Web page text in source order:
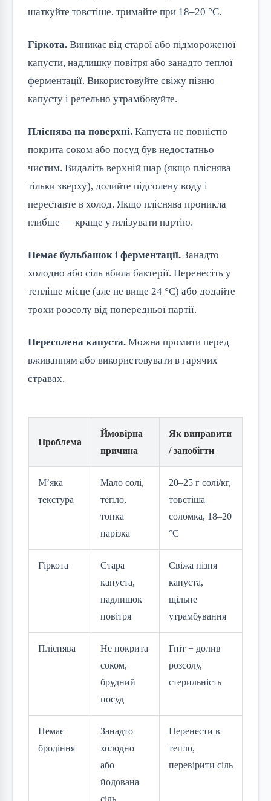
шаткуйте товстіше, тримайте при 18–20 °C.
Гіркота. Виникає від старої або підмороженої
капусти, надлишку повітря або занадто теплої
ферментації. Використовуйте свіжу пізню
капусту і ретельно утрамбовуйте.
Пліснява на поверхні. Капуста не повністю
покрита соком або посуд був недостатньо
чистим. Видаліть верхній шар (якщо пліснява
тільки зверху), долийте підсолену воду і
переставте в холод. Якщо пліснява проникла
глибше — краще утилізувати партію.
Немає бульбашок і ферментації. Занадто
холодно або сіль вбила бактерії. Перенесіть у
тепліше місце (але не вище 24 °C) або додайте
трохи розсолу від попередньої партії.
Пересолена капуста. Можна промити перед
вживанням або використовувати в гарячих
стравах.
Проблема
Ймовірна
причина
Як виправити
/ запобігти
М’яка
текстура
Мало солі,
тепло,
тонка
нарізка
20–25 г солі/кг,
товстіша
соломка, 18–20
°C
Гіркота
Стара
капуста,
надлишок
повітря
Свіжа пізня
капуста,
щільне
утрамбування
Пліснява
Не покрита
соком,
брудний
посуд
Гніт + долив
розсолу,
стерильність
Немає
бродіння
Занадто
холодно
або
йодована
сіль
Перенести в
тепло,
перевірити сіль